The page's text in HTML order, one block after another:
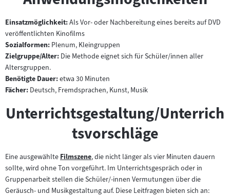
Einsatzmöglichkeit:Als Vor- oder Nachbereitung eines bereits auf DVD
veröffentlichten Kinofilms
Sozialformen: Plenum, Kleingruppen
Zielgruppe/Alter: Die Methode eignet sich für Schüler/innen aller
Altersgruppen.
Benötigte Dauer:etwa 30 Minuten
Fächer: Deutsch, Fremdsprachen, Kunst, Musik
Unterrichtsgestaltung/Unterrich
tsvorschläge
Eine ausgewählteZum
Inhalt:
Filmszene, die nicht länger als vier Minuten dauern
sollte, wird ohne Ton vorgeführt. Im Unterrichtsgespräch oder in
Gruppenarbeit stellen die Schüler/-innen Vermutungen über die
Geräusch- und Musikgestaltung auf. Diese Leitfragen bieten sich an: